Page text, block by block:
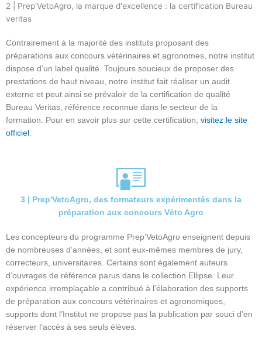
2 | Prep'VetoAgro, la marque d'excellence : la certification Bureau
veritas
Contrairement à la majorité des instituts proposant des
préparations aux concours vétérinaires et agronomes, notre institut
dispose d’un label qualité. Toujours soucieux de proposer des
prestations de haut niveau, notre institut fait réaliser un audit
externe et peut ainsi se prévaloir de la certification de qualité
Bureau Veritas, référence reconnue dans le secteur de la
formation. Pour en savoir plus sur cette certification, visitez le site
officiel
3 | Prep'VetoAgro, des formateurs expérimentés dans la
préparation aux concours Véto Agro
Les concepteurs du programme Prep’VetoAgro enseignent depuis
de nombreuses d’années, et sont eux-mêmes membres de jury,
correcteurs, universitaires. Certains sont également auteurs
d’ouvrages de référence parus dans le collection Ellipse. Leur
expérience irremplaçable a contribué à l’élaboration des supports
de préparation aux concours vétérinaires et agronomiques,
supports dont l’Institut ne propose pas la publication par souci d’en
réserver l’accès à ses seuls élèves.